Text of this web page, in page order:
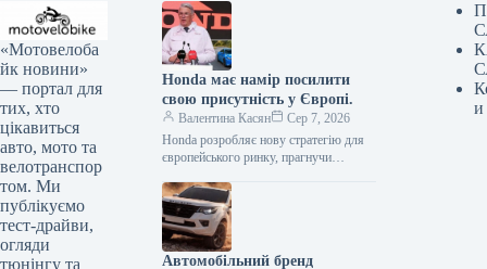
«Мотовелоба
йк новини»
— портал для
тих, хто
цікавиться
авто, мото та
велотранспор
том. Ми
публікуємо
тест-драйви,
огляди
тюнінгу та
Honda має намір посилити
свою присутність у Європі.
Валентина Касян
Сер 7, 2026
Honda розробляє нову стратегію для
європейського ринку, прагнучи
спаду обсягів збуту. Протягом
десятиліття компанія відзначила
зменшення…
Автомобільний бренд
и